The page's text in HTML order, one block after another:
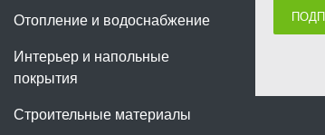
Отопление и водоснабжение
Интерьер и напольные
покрытия
Строительные материалы